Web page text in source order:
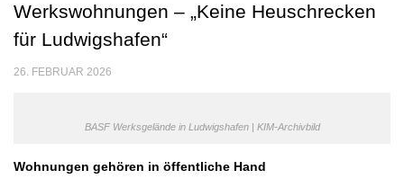
Werkswohnungen – „Keine Heuschrecken
für Ludwigshafen“
26. FEBRUAR 2026
BASF Werksgelände in Ludwigshafen | KIM-Archivbild
Wohnungen gehören in öffentliche Hand